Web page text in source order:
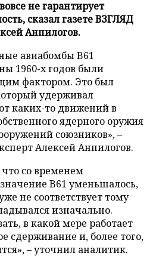
не гарантирует
сказал газете ВЗГЛЯД
Анпилогов.
авиабомбы B61
1960-х годов были
фактором. Это был
удерживал
каких-то движений в
ядерного оружия
союзников», –
Алексей Анпилогов.
со временем
B61 уменьшалось,
не соответствует тому
изначально.
в какой мере работает
сдерживание и, более того,
– уточнил аналитик.